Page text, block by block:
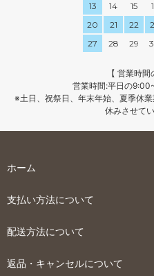
13
14 15
20
21 22
27
28 29
【 営業時間
営業時間:平日の
※土日、祝祭日、年末年始、夏季休
休みさせて
ホーム
支払い方法について
配送方法について
返品・キャンセルについて